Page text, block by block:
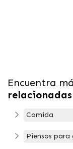
Encuentra
relacionadas
Comida
Piensos para